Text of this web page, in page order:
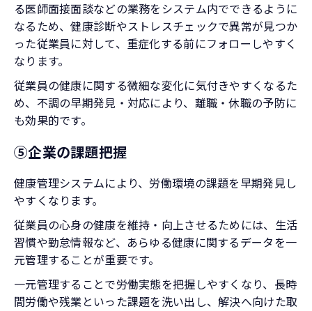
る医師面接面談などの業務をシステム内でできるように
なるため、健康診断やストレスチェックで異常が見つか
った従業員に対して、重症化する前にフォローしやすく
なります。
従業員の健康に関する微細な変化に気付きやすくなるた
め、不調の早期発見・対応により、離職・休職の予防に
も効果的です。
⑤企業の課題把握
健康管理システムにより、労働環境の課題を早期発見し
やすくなります。
従業員の心身の健康を維持・向上させるためには、生活
習慣や勤怠情報など、あらゆる健康に関するデータを一
元管理することが重要です。
一元管理することで労働実態を把握しやすくなり、長時
間労働や残業といった課題を洗い出し、解決へ向けた取